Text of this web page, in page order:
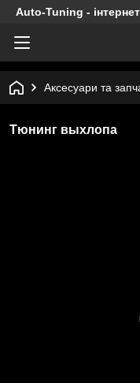
Auto-Tuning -
Аксесуари та
Тюнинг выхлопа